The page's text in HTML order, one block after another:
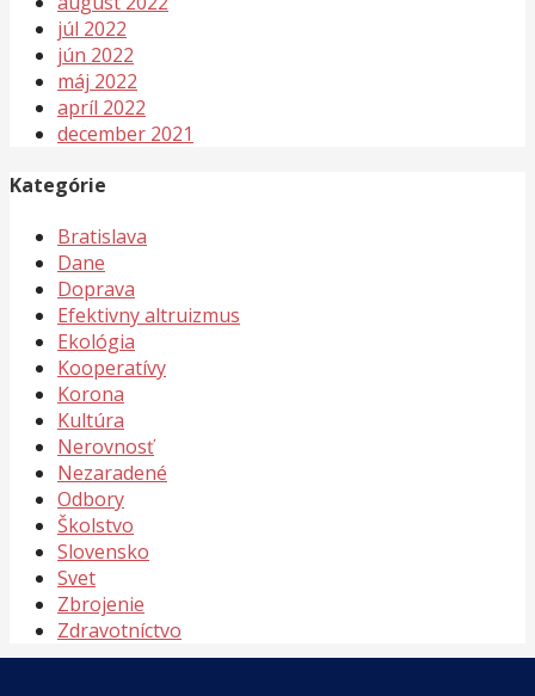
júl 2022
jún 2022
máj 2022
apríl 2022
december 2021
Kategórie
Bratislava
Dane
Doprava
Efektivny altruizmus
Ekológia
Kooperatívy
Korona
Kultúra
Nerovnosť
Nezaradené
Odbory
Školstvo
Slovensko
Svet
Zbrojenie
Zdravotníctvo